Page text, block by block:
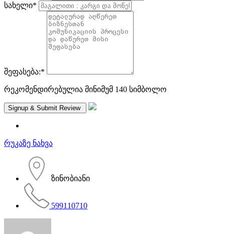
სახელი*
შეფასება:*
რეკომენდირებულია მინიმუმ 140 სიმბოლო
რუკაზე ნახვა
ზინობიანი
599110710